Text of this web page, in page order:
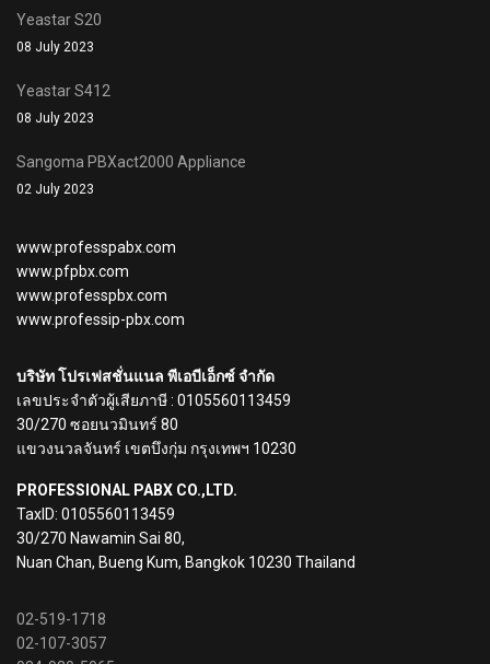
Yeastar S20
08 July 2023
Yeastar S412
08 July 2023
Sangoma PBXact2000 Appliance
02 July 2023
www.professpabx.com
www.pfpbx.com
www.professpbx.com
www.professip-pbx.com
บริษัท โปรเฟสชั่นแนล พีเอบีเอ็กซ์ จำกัด
เลขประจำตัวผู้เสียภาษี : 0105560113459
30/270 ซอยนวมินทร์ 80
แขวงนวลจันทร์ เขตบึงกุ่ม กรุงเทพฯ 10230
PROFESSIONAL PABX CO.,LTD.
TaxID: 0105560113459
30/270 Nawamin Sai 80,
Nuan Chan, Bueng Kum, Bangkok 10230 Thailand
02-519-1718
02-107-3057